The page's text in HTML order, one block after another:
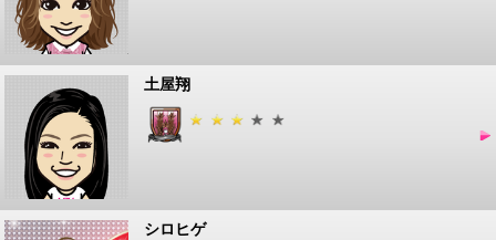
土屋翔
シロヒゲ